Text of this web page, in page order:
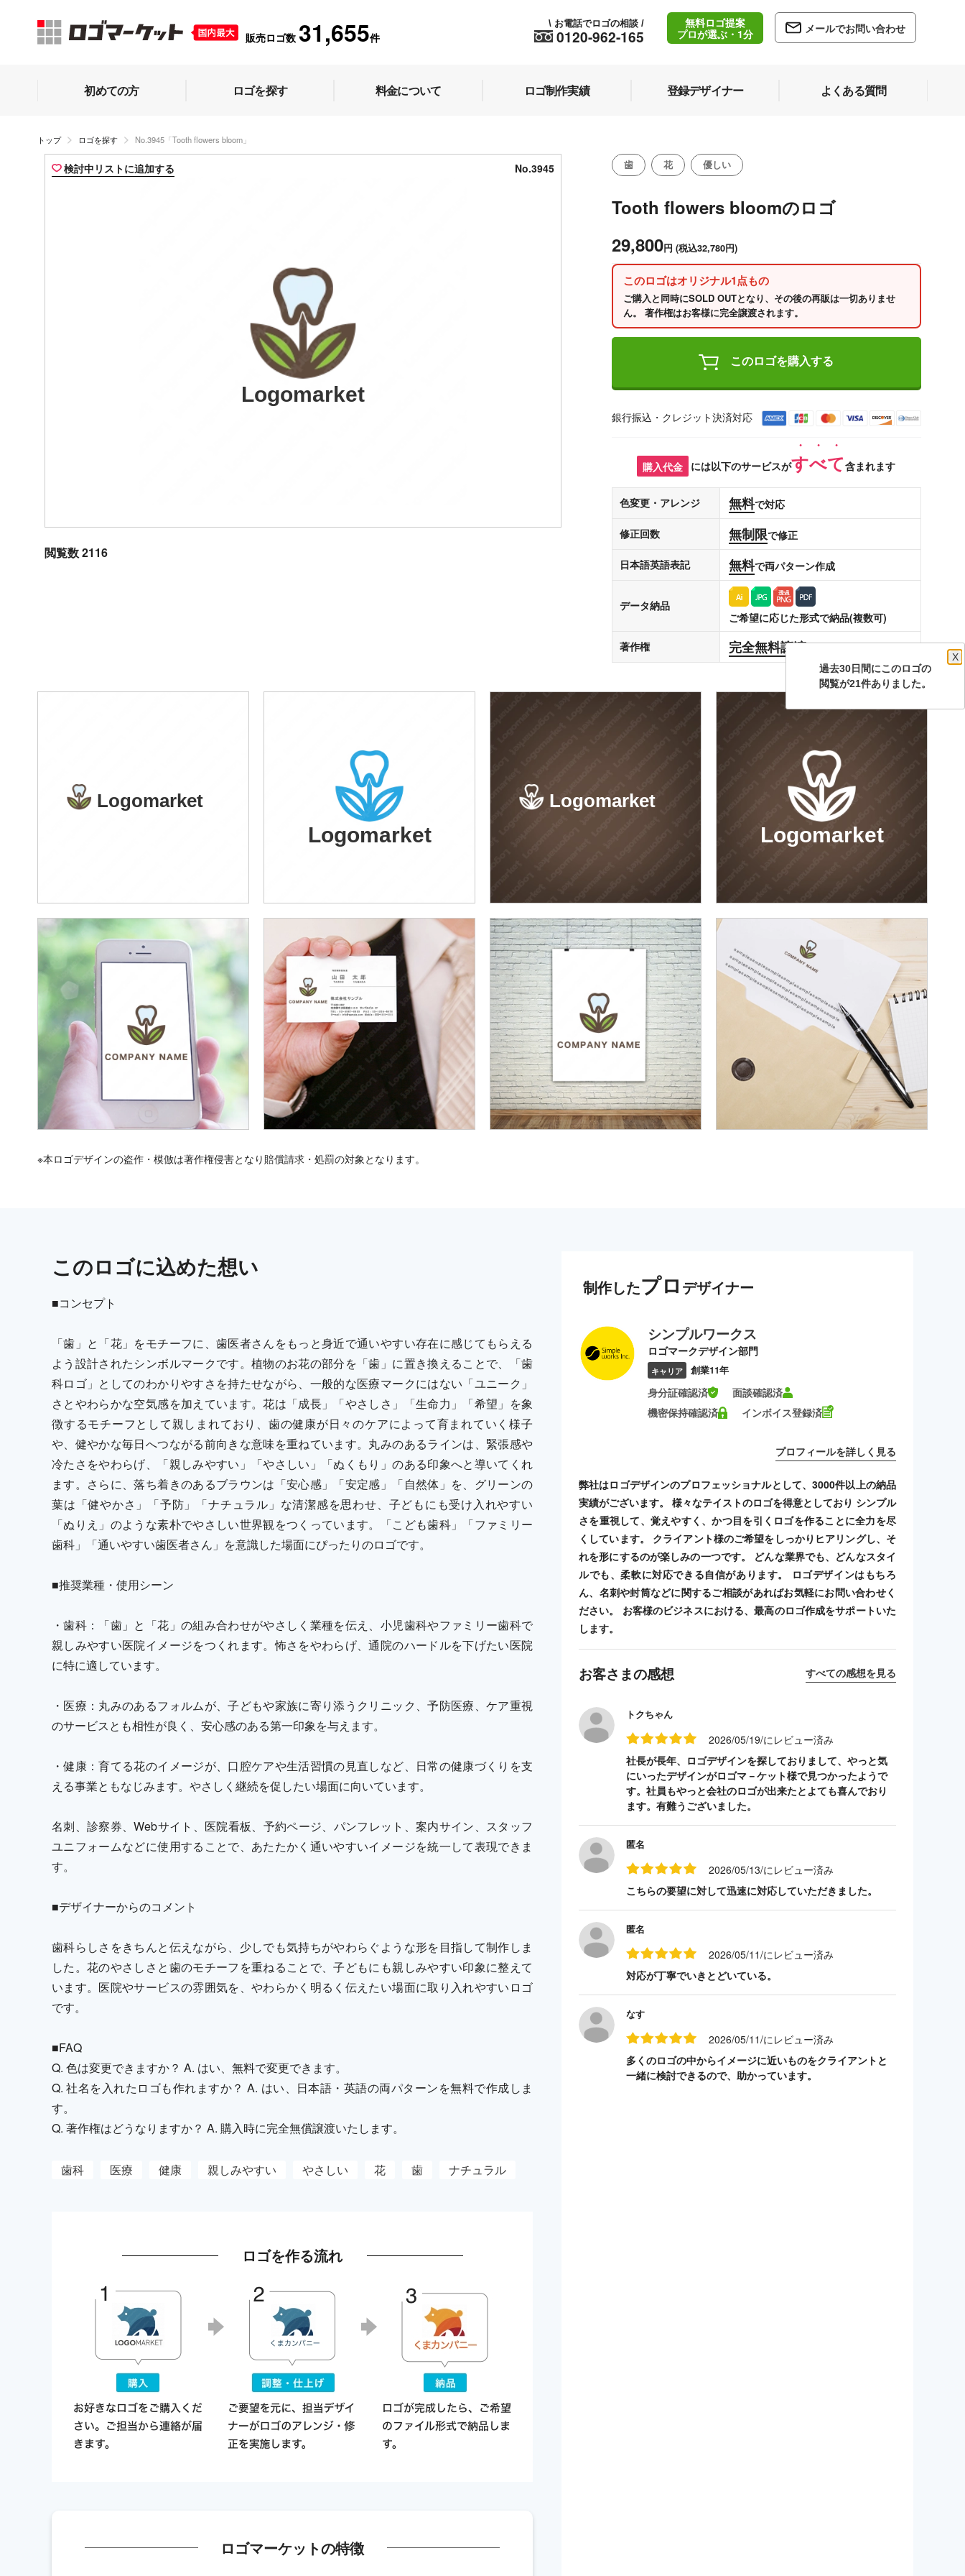
販売ロゴ数 31,655件 0120-962-165
\ お電話でロゴの相談 /
無料ロゴ提案
プロが選ぶ・1分
メールでお問い合わせ
初めての方 ロゴを探す 料金について ロゴ制作実績 登録デザイナー よくある質問
トップ ロゴを探す No.3945「Tooth flowers bloom」
検討中リストに追加する No.3945
Logomarket
閲覧数 2116
歯 花 優しい
Tooth flowers bloomのロゴ
29,800円 (税込32,780円)
このロゴはオリジナル1点もの
ご購入と同時にSOLD OUTとなり、その後の再販は一切ありませ
ん。 著作権はお客様に完全譲渡されます。
このロゴを購入する
銀行振込・クレジット決済対応
購入代金 には以下のサービスがすべて含まれます
色変更・アレンジ 無料で対応
修正回数 無制限で修正
日本語英語表記 無料で両パターン作成
データ納品
ご希望に応じた形式で納品(複数可)
著作権
完全無料譲渡します
Logomarket
Logomarket
Logomarket
Logomarket
※本ロゴデザインの盗作・模倣は著作権侵害となり賠償請求・処罰の対象となります。
このロゴに込めた想い
■コンセプト
「歯」と「花」をモチーフに、歯医者さんをもっと身近で通いやすい存在に感じてもらえる
よう設計されたシンボルマークです。植物のお花の部分を「歯」に置き換えることで、「歯
科ロゴ」としてのわかりやすさを持たせながら、一般的な医療マークにはない「ユニーク」
さとやわらかな空気感を加えています。花は「成長」「やさしさ」「生命力」「希望」を象
徴するモチーフとして親しまれており、歯の健康が日々のケアによって育まれていく様子
や、健やかな毎日へつながる前向きな意味を重ねています。丸みのあるラインは、緊張感や
冷たさをやわらげ、「親しみやすい」「やさしい」「ぬくもり」のある印象へと導いてくれ
ます。さらに、落ち着きのあるブラウンは「安心感」「安定感」「自然体」を、グリーンの
葉は「健やかさ」「予防」「ナチュラル」な清潔感を思わせ、子どもにも受け入れやすい
「ぬりえ」のような素朴でやさしい世界観をつくっています。「こども歯科」「ファミリー
歯科」「通いやすい歯医者さん」を意識した場面にぴったりのロゴです。
■推奨業種・使用シーン
・歯科：「歯」と「花」の組み合わせがやさしく業種を伝え、小児歯科やファミリー歯科で
親しみやすい医院イメージをつくれます。怖さをやわらげ、通院のハードルを下げたい医院
に特に適しています。
・医療：丸みのあるフォルムが、子どもや家族に寄り添うクリニック、予防医療、ケア重視
のサービスとも相性が良く、安心感のある第一印象を与えます。
・健康：育てる花のイメージが、口腔ケアや生活習慣の見直しなど、日常の健康づくりを支
える事業ともなじみます。やさしく継続を促したい場面に向いています。
名刺、診察券、Webサイト、医院看板、予約ページ、パンフレット、案内サイン、スタッフ
ユニフォームなどに使用することで、あたたかく通いやすいイメージを統一して表現できま
す。
■デザイナーからのコメント
歯科らしさをきちんと伝えながら、少しでも気持ちがやわらぐような形を目指して制作しま
した。花のやさしさと歯のモチーフを重ねることで、子どもにも親しみやすい印象に整えて
います。医院やサービスの雰囲気を、やわらかく明るく伝えたい場面に取り入れやすいロゴ
です。
■FAQ
Q. 色は変更できますか？ A. はい、無料で変更できます。
Q. 社名を入れたロゴも作れますか？ A. はい、日本語・英語の両パターンを無料で作成しま
す。
Q. 著作権はどうなりますか？ A. 購入時に完全無償譲渡いたします。
歯科 医療 健康 親しみやすい やさしい 花 歯 ナチュラル
ロゴを作る流れ
ロゴマーケットの特徴
制作したプロ デザイナー
シンプルワークス
ロゴマークデザイン部門
キャリア 創業11年
身分証確認済
面談確認済
機密保持確認済
インボイス登録済
プロフィールを詳しく見る
弊社はロゴデザインのプロフェッショナルとして、3000件以上の納品
実績がございます。 様々なテイストのロゴを得意としており シンプル
さを重視して、覚えやすく、かつ目を引くロゴを作ることに全力を尽
くしています。 クライアント様のご希望をしっかりヒアリングし、そ
れを形にするのが楽しみの一つです。 どんな業界でも、どんなスタイ
ルでも、柔軟に対応できる自信があります。 ロゴデザインはもちろ
ん、名刺や封筒などに関するご相談があればお気軽にお問い合わせく
ださい。 お客様のビジネスにおける、最高のロゴ作成をサポートいた
します。
お客さまの感想 すべての感想を見る
トクちゃん
2026/05/19/にレビュー済み
社長が長年、ロゴデザインを探しておりまして、やっと気
にいったデザインがロゴマ－ケット様で見つかったようで
す。社員もやっと会社のロゴが出来たとよても喜んでおり
ます。有難うございました。
匿名
2026/05/13/にレビュー済み
こちらの要望に対して迅速に対応していただきました。
匿名
2026/05/11/にレビュー済み
対応が丁寧でいきとどいている。
なす
2026/05/11/にレビュー済み
多くのロゴの中からイメージに近いものをクライアントと
一緒に検討できるので、助かっています。
過去30日間にこのロゴの
X
閲覧が21件ありました。